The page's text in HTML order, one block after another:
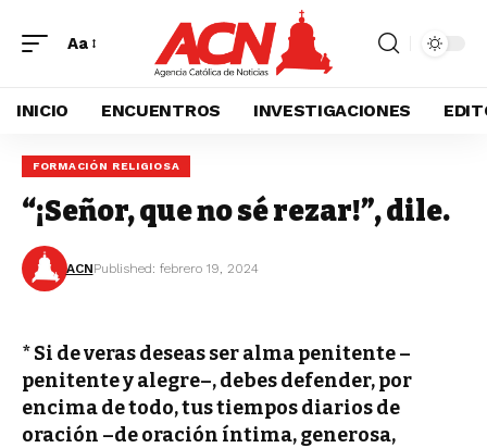
Aa
INICIO ENCUENTROS INVESTIGACIONES
FORMACIÓN RELIGIOSA
“¡Señor, que no sé rezar!”, dile.
ACNPublished: febrero 19, 2024
* Si de veras deseas ser alma penitente –
penitente y alegre–, debes defender, por
encima de todo, tus tiempos diarios de
oración –de oración íntima, generosa,